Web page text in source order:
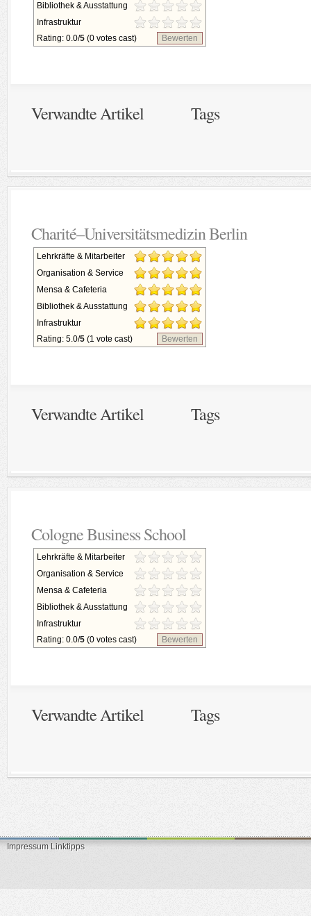
Bibliothek & Ausstattung
Infrastruktur
Rating: 0.0/5 (0 votes cast) Bewerten
Verwandte Artikel Tags
Charité–Universitätsmedizin Berlin
Lehrkräfte & Mitarbeiter
Organisation & Service
Mensa & Cafeteria
Bibliothek & Ausstattung
Infrastruktur
Rating: 5.0/5 (1 vote cast) Bewerten
Verwandte Artikel Tags
Cologne Business School
Lehrkräfte & Mitarbeiter
Organisation & Service
Mensa & Cafeteria
Bibliothek & Ausstattung
Infrastruktur
Rating: 0.0/5 (0 votes cast) Bewerten
Verwandte Artikel Tags
Impressum Linktipps